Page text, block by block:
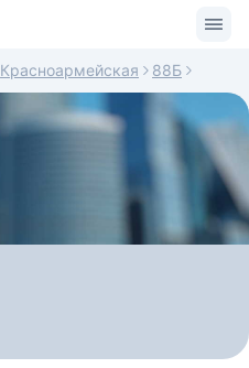
Красноармейская 88Б